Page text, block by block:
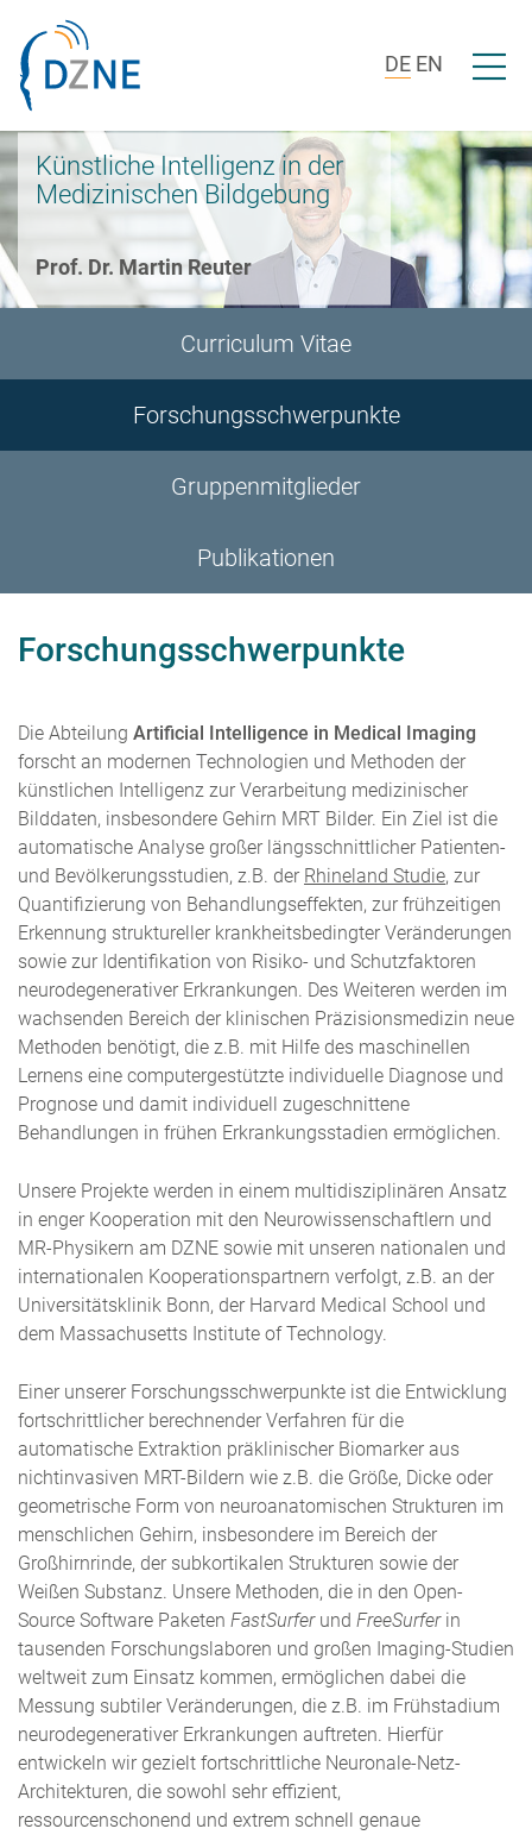
DE EN Menü
Künstliche Intelligenz in der
Medizinischen Bildgebung
Prof. Dr. Martin Reuter
Curriculum Vitae
Forschungsschwerpunkte
Gruppenmitglieder
Publikationen
Forschungsschwerpunkte
Die Abteilung Artificial Intelligence in Medical Imaging
forscht an modernen Technologien und Methoden der
künstlichen Intelligenz zur Verarbeitung medizinischer
Bilddaten, insbesondere Gehirn MRT Bilder. Ein Ziel ist die
automatische Analyse großer längsschnittlicher Patienten-
und Bevölkerungsstudien, z.B. der Rhineland Studie, zur
Quantifizierung von Behandlungseffekten, zur frühzeitigen
Erkennung struktureller krankheitsbedingter Veränderungen
sowie zur Identifikation von Risiko- und Schutzfaktoren
neurodegenerativer Erkrankungen. Des Weiteren werden im
wachsenden Bereich der klinischen Präzisionsmedizin neue
Methoden benötigt, die z.B. mit Hilfe des maschinellen
Lernens eine computergestützte individuelle Diagnose und
Prognose und damit individuell zugeschnittene
Behandlungen in frühen Erkrankungsstadien ermöglichen.
Unsere Projekte werden in einem multidisziplinären Ansatz
in enger Kooperation mit den Neurowissenschaftlern und
MR-Physikern am DZNE sowie mit unseren nationalen und
internationalen Kooperationspartnern verfolgt, z.B. an der
Universitätsklinik Bonn, der Harvard Medical School und
dem Massachusetts Institute of Technology.
Einer unserer Forschungsschwerpunkte ist die Entwicklung
fortschrittlicher berechnender Verfahren für die
automatische Extraktion präklinischer Biomarker aus
nichtinvasiven MRT-Bildern wie z.B. die Größe, Dicke oder
geometrische Form von neuroanatomischen Strukturen im
menschlichen Gehirn, insbesondere im Bereich der
Großhirnrinde, der subkortikalen Strukturen sowie der
Weißen Substanz. Unsere Methoden, die in den Open-
Source Software Paketen FastSurferund FreeSurferin
tausenden Forschungslaboren und großen Imaging-Studien
weltweit zum Einsatz kommen, ermöglichen dabei die
Messung subtiler Veränderungen, die z.B. im Frühstadium
neurodegenerativer Erkrankungen auftreten. Hierfür
entwickeln wir gezielt fortschrittliche Neuronale-Netz-
Architekturen, die sowohl sehr effizient,
ressourcenschonend und extrem schnell genaue